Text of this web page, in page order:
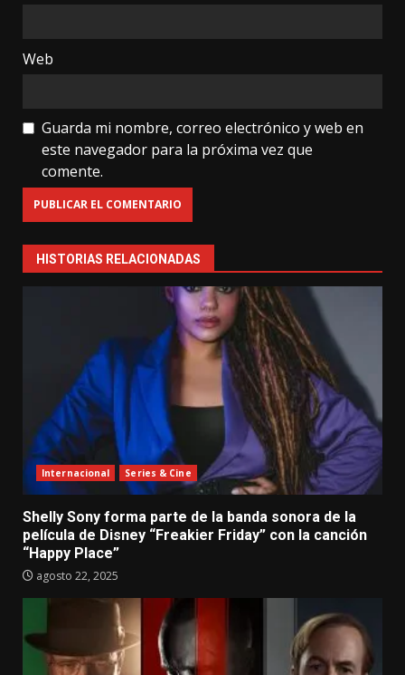
Web
Guarda mi nombre, correo electrónico y web en
este navegador para la próxima vez que
comente.
HISTORIAS RELACIONADAS
Internacional Series & Cine
Shelly Sony forma parte de la banda sonora de la
película de Disney “Freakier Friday” con la canción
“Happy Place”
agosto 22, 2025